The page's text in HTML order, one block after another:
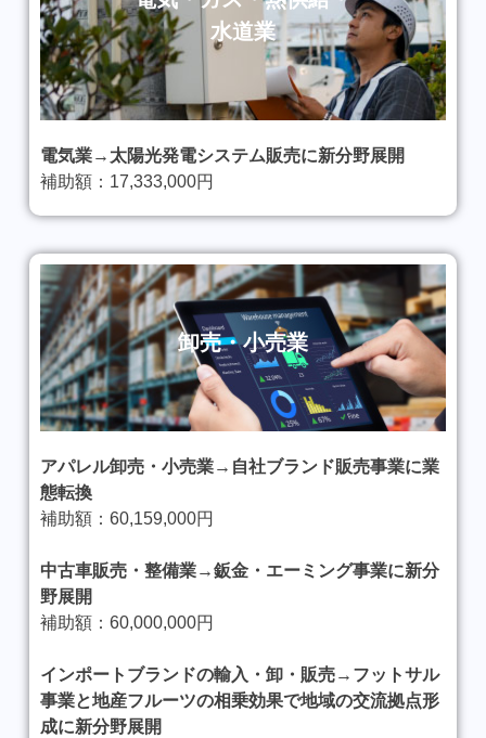
水道業
電気業→太陽光発電システム販売に新分野展開
補助額：17,333,000円
卸売・小売業
アパレル卸売・小売業→自社ブランド販売事業に業
態転換
補助額：60,159,000円
中古車販売・整備業→鈑金・エーミング事業に新分
野展開
補助額：60,000,000円
インポートブランドの輸入・卸・販売→フットサル
事業と地産フルーツの相乗効果で地域の交流拠点形
成に新分野展開